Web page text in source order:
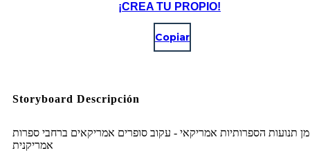
¡CREA TU PROPIO!
Copiar
Storyboard Descripción
תנועות הספרותיות אמריקאי - עקוב סופרים אמריקאים ברחבי ספרות
אמריקנית